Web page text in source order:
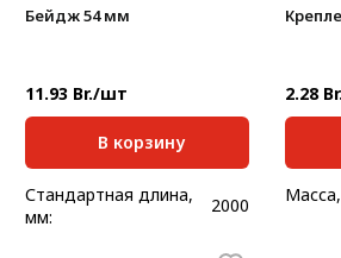
Бейдж 54 мм
11.93 Br./шт
В корзину
Стандартная длина,
мм:
2000
2.28